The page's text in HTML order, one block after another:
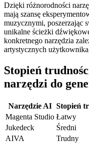
Dzięki różnorodności
mają szansę
muzycznymi, poszerzając
unikalne ścieżki
konkretnego narzędzia
artystycznych
Stopień
narzędzi do
Narzędzie AI Stopień
Magenta Studio Łatwy
Jukedeck
Średni
AIVA
Trudny